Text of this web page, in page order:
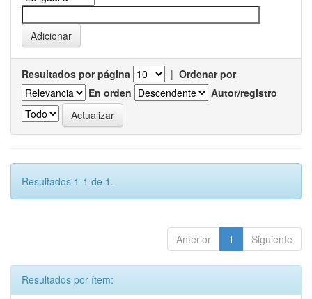
Resultados por página | Ordenar por
En orden
Autor/registro
Resultados 1-1 de 1.
Anterior 1 Siguiente
Resultados por ítem: